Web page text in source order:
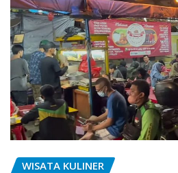
WISATA KULINER